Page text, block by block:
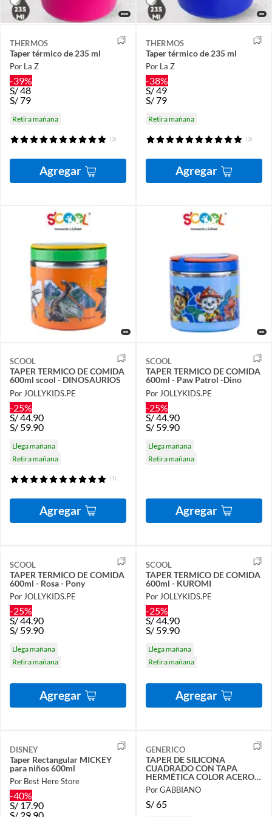
THERMOS
Taper térmico de 235 ml
Por La Z
-39%
S/48
S/79
Retira mañana
(2)
Agregar
THERMOS
Taper térmico de 235 ml
Por La Z
-38%
S/49
S/79
Retira mañana
(2)
Agregar
SCOOL
TAPER TERMICO DE COMIDA
600ml scool - DINOSAURIOS
Por JOLLYKIDS.PE
-25%
S/44.90
S/ 59.90
Llega mañana
Retira mañana
(1)
Agregar
SCOOL
TAPER TERMICO DE COMIDA
600ml - Paw Patrol -Dino
Por JOLLYKIDS.PE
-25%
S/44.90
S/ 59.90
Llega mañana
Retira mañana
Agregar
SCOOL
TAPER TERMICO DE COMIDA
600ml - Rosa - Pony
Por JOLLYKIDS.PE
-25%
S/44.90
S/ 59.90
Llega mañana
Retira mañana
Agregar
SCOOL
TAPER TERMICO DE COMIDA
600ml - KUROMI
Por JOLLYKIDS.PE
-25%
S/44.90
S/ 59.90
Llega mañana
Retira mañana
Agregar
DISNEY
Taper Rectangular MICKEY
para niños 600ml
Por Best Here Store
-40%
S/17.90
GENERICO
TAPER DE SILICONA
CUADRADO CON TAPA
HERMÉTICA COLOR ACERO
GABBIANO
Por GABBIANO
S/65